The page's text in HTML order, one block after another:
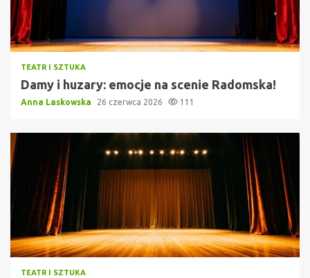
TEATR I SZTUKA
Damy i huzary: emocje na scenie Radomska!
Anna Laskowska 26 czerwca 2026 111
TEATR I SZTUKA